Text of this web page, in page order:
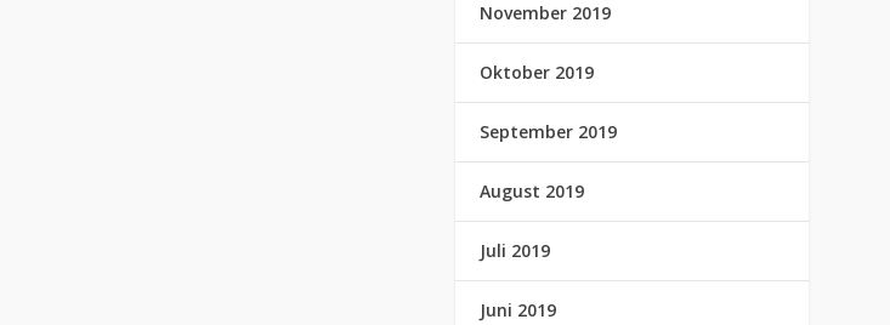
November 2019
Oktober 2019
September 2019
August 2019
Juli 2019
Juni 2019